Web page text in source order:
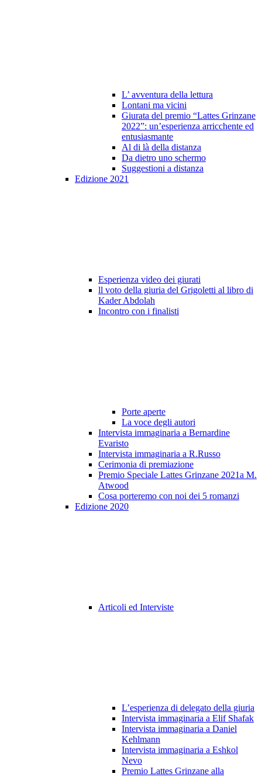
L’ avventura della lettura
Lontani ma vicini
Giurata del premio “Lattes Grinzane
2022”: un’esperienza arricchente ed
entusiasmante
Al di là della distanza
Da dietro uno schermo
Suggestioni a distanza
Edizione 2021
Esperienza video dei giurati
ll voto della giuria del Grigoletti al libro di
Kader Abdolah
Incontro con i finalisti
Porte aperte
La voce degli autori
Intervista immaginaria a Bernardine
Evaristo
Intervista immaginaria a R.Russo
Cerimonia di premiazione
Premio Speciale Lattes Grinzane 2021a M.
Atwood
Cosa porteremo con noi dei 5 romanzi
Edizione 2020
Articoli ed Interviste
L’esperienza di delegato della giuria
Intervista immaginaria a Elif Shafak
Intervista immaginaria a Daniel
Kehlmann
Intervista immaginaria a Eshkol
Nevo
Premio Lattes Grinzane alla